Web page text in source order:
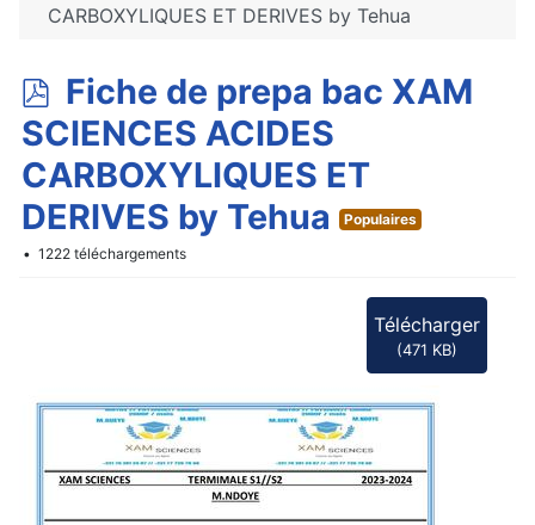
CARBOXYLIQUES ET DERIVES by Tehua
p
d
f
Fiche de prepa bac XAM
SCIENCES ACIDES
CARBOXYLIQUES ET
DERIVES by Tehua
Populaires
1222 téléchargements
Télécharger
(471 KB)